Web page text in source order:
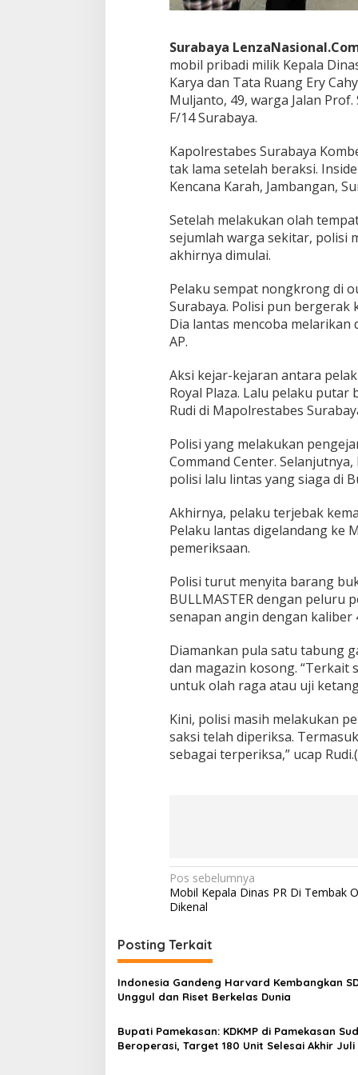
Surabaya
mobil pribadi milik Kepala
Karya dan Tata Ruang Ery
Muljanto, 49, warga Jalan
F/14 Surabaya.
Kapolrestabes Surabaya
tak lama setelah beraksi.
Kencana Karah, Jambangan,
Setelah melakukan olah
sejumlah warga sekitar, polisi
akhirnya dimulai.
Pelaku sempat nongkrong di
Surabaya. Polisi pun bergerak
Dia lantas mencoba melarikan
AP.
Aksi kejar-kejaran antara
Royal Plaza. Lalu pelaku putar
Rudi di Mapolrestabes
Polisi yang melakukan
Command Center.
polisi lalu lintas yang siaga di
Akhirnya, pelaku terjebak
Pelaku lantas digelandang ke
pemeriksaan.
Polisi turut menyita barang
BULLMASTER dengan peluru
senapan angin dengan kaliber
Diamankan pula satu tabung
dan magazin kosong. “Terkait
untuk olah raga atau uji
Kini, polisi masih melakukan
saksi telah diperiksa.
sebagai terperiksa,” ucap
N
a
i
g
a
i
Pos sebelumnya
Mobil Kepala Dinas PR Di Tembak
Dikenal
Posting Terkait
Indonesia Gandeng Harvard Kembangkan
Unggul dan Riset Berkelas Dunia
Bupati Pamekasan: KDKMP di Pamekasan
Beroperasi, Target 180 Unit Selesai Akhir Juli